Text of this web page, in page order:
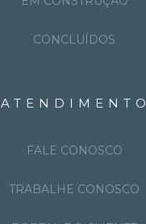
CONCLUÍDOS
ATENDIMENTO
FALE CONOSCO
TRABALHE CONOSCO